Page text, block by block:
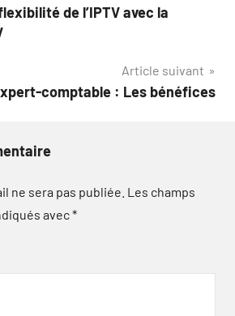
de l’IPTV avec la
Article suivant
comptable : Les bénéfices
ne sera pas publiée. Les champs
avec*